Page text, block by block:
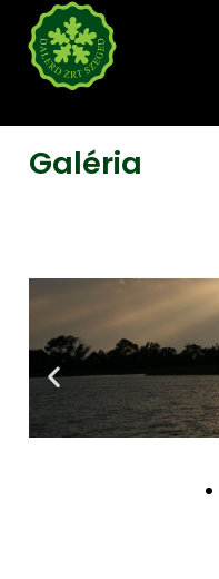
Galéria